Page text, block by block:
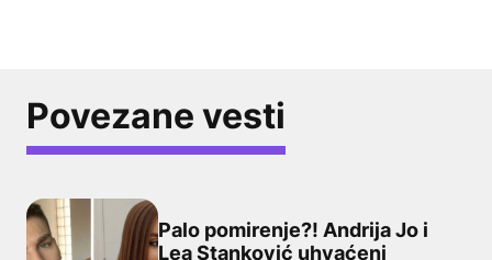
Povezane vesti
Palo pomirenje?! Andrija Jo i
Lea Stanković uhvaćeni